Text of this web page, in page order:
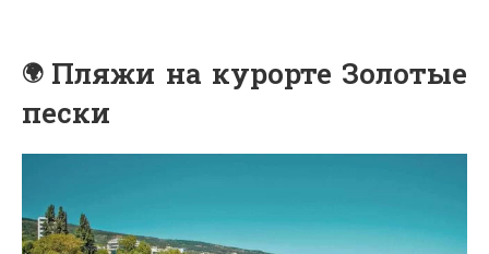
Пляжи на курорте Золотые
пески